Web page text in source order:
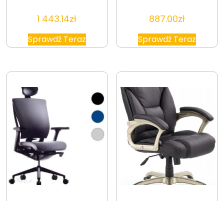
1 443.14zł
Sprawdź Teraz
887.00zł
Sprawdź Teraz